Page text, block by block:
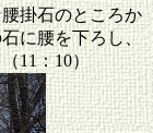
掛石のところか
に腰を下ろし、
11：10）